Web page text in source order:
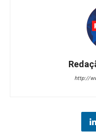
http://